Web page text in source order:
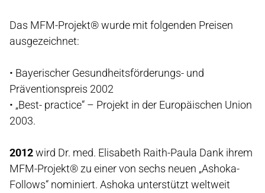
Das MFM-Projekt® wurde mit folgenden Preisen
ausgezeichnet:
• Bayerischer Gesundheitsförderungs- und
Präventionspreis 2002
• „Best- practice“ – Projekt in der Europäischen Union
2003.
2012wird Dr. med. Elisabeth Raith-Paula Dank ihrem
MFM-Projekt® zu einer von sechs neuen „Ashoka-
Follows“ nominiert. Ashoka unterstützt weltweit